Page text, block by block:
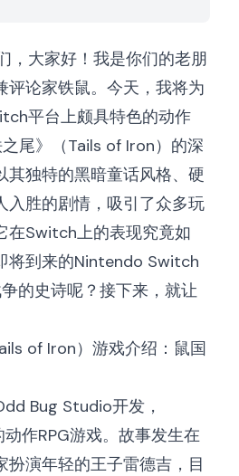
，大家好！我是你们的老朋
评论家铁鼠。今天，我将为
平台上颇具特色的动作
尾》（Tails of Iron）的深
其独特的黑暗童话风格、硬
入胜的剧情，吸引了众多玩
在Switch上的表现究竟如
将到来的Nintendo Switch
的史诗呢？接下来，就让
of Iron）游戏介绍：鼠国
Bug Studio开发，
作RPG游戏。故事发生在
扮演年轻的王子雷德吉，目